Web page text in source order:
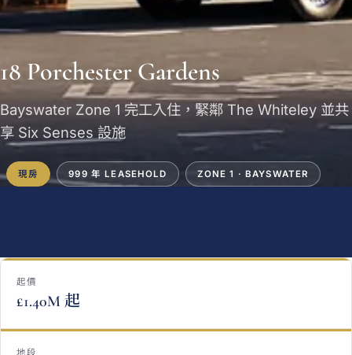
18 Porchester Gardens
Bayswater Zone 1 完工入住，緊鄰 The Whiteley 並共
享 Six Senses 設施
現房 999 年 LEASEHOLD ZONE 1 · BAYSWATER
起價
£1.40M 起
地段